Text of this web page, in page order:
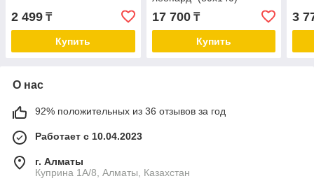
2 499 ₸
Купить
17 700₸
Купить
3
О нас
92% положительных из 36 отзывов за год
Работает с 10.04.2023
г. Алматы
Куприна 1A/8, Алматы, Казахстан